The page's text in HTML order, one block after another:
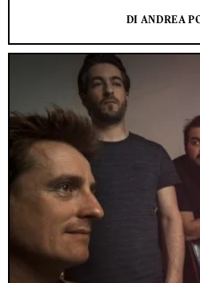
DI ANDREA